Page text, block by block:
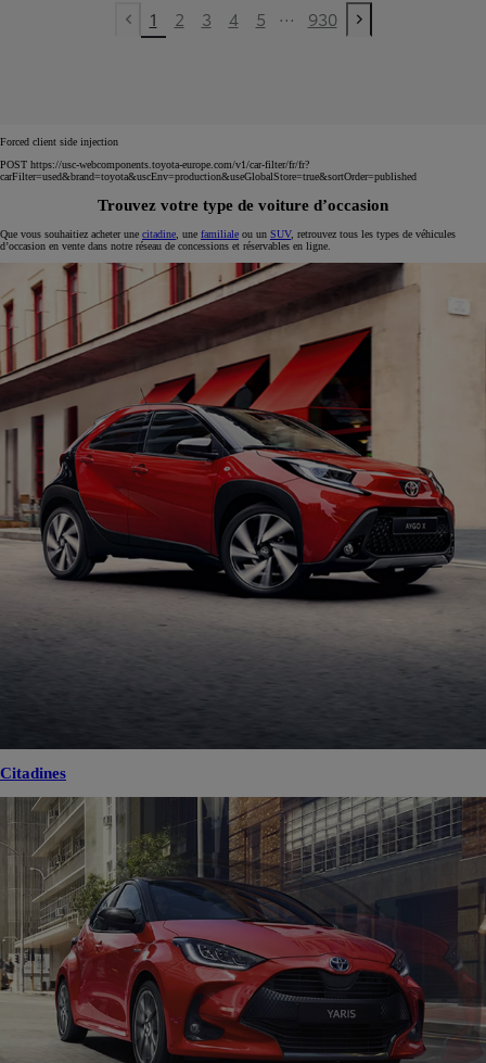
Previous page
1 2 3 4 5 ... 930
Next page
Forced client side injection
POST https://usc-webcomponents.toyota-europe.com/v1/car-filter/fr/fr?
carFilter=used&brand=toyota&uscEnv=production&useGlobalStore=true&sortOrder=published
Trouvez votre type de voiture d’occasion
Que vous souhaitiez acheter une citadine , une familiale ou un SUV, retrouvez tous les types de véhicules
d’occasion en vente dans notre réseau de concessions et réservables en ligne.
Citadines